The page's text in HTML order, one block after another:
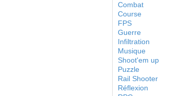
Combat
Course
FPS
Guerre
Infiltration
Musique
Shoot'em up
Puzzle
Rail Shooter
Réflexion